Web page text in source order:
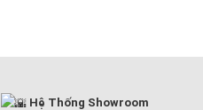
Hệ Thống Showroom